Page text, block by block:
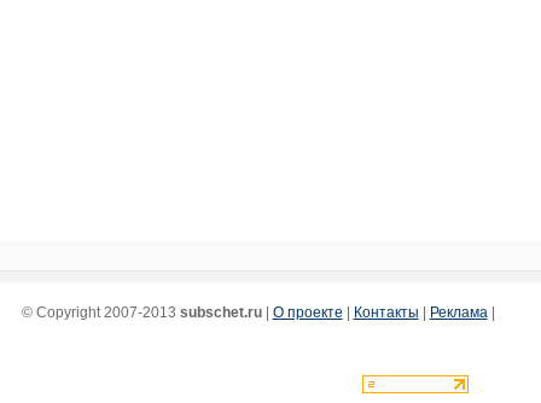
© Copyright 2007-2013 subschet.ru| О проекте Контакты Реклама|